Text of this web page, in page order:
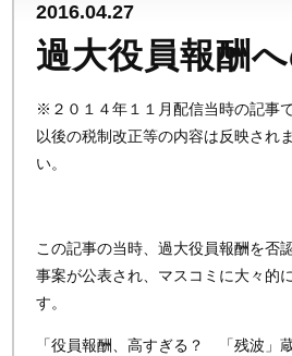
2016.04.27
過大役員報酬
※２０１４年１１月配信当時の記事で
以後の税制改正等の内容は反映され
い。
この記事の当時、過大役員報酬を否
事案が公表され、マスコミに大々的
す。
「役員報酬、高すぎる？ 「残波」